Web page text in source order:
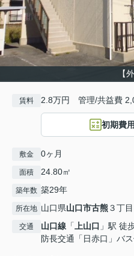
【
賃料 2.8万円 管理/共益費
初期費
敷金 0ヶ月
面積 24.80㎡
築年数 築29年
所在地 山口県山口市古熊３丁目
交通 山口線 「上山口 」駅 徒
防長交通「日赤口」バ